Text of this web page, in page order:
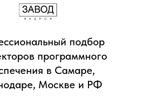
подбор
программного
в Самаре,
Москве и РФ